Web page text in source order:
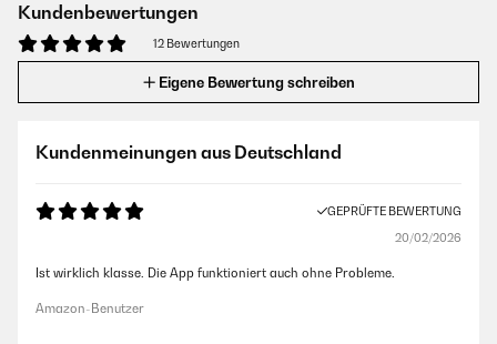
Kundenbewertungen
12 Bewertungen
Eigene Bewertung schreiben
Kundenmeinungen aus Deutschland
GEPRÜFTE BEWERTUNG
20/02/2026
Ist wirklich klasse. Die App funktioniert auch ohne Probleme.
Amazon-Benutzer